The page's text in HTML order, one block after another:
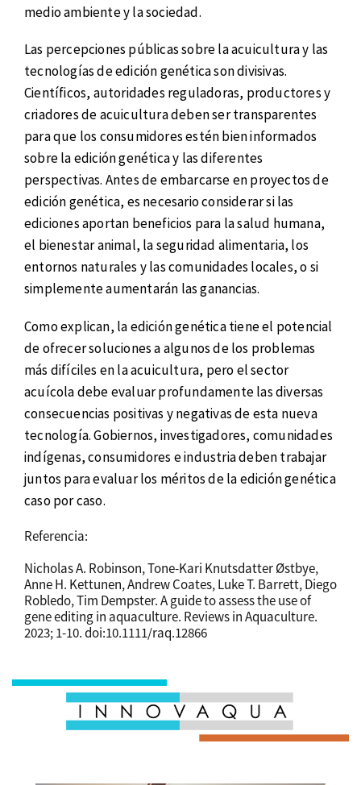
medio ambiente y la sociedad.
Las percepciones públicas sobre la acuicultura y las
tecnologías de edición genética son divisivas.
Científicos, autoridades reguladoras, productores y
criadores de acuicultura deben ser transparentes
para que los consumidores estén bien informados
sobre la edición genética y las diferentes
perspectivas. Antes de embarcarse en proyectos de
edición genética, es necesario considerar si las
ediciones aportan beneficios para la salud humana,
el bienestar animal, la seguridad alimentaria, los
entornos naturales y las comunidades locales, o si
simplemente aumentarán las ganancias.
Como explican, la edición genética tiene el potencial
de ofrecer soluciones a algunos de los problemas
más difíciles en la acuicultura, pero el sector
acuícola debe evaluar profundamente las diversas
consecuencias positivas y negativas de esta nueva
tecnología. Gobiernos, investigadores, comunidades
indígenas, consumidores e industria deben trabajar
juntos para evaluar los méritos de la edición genética
caso por caso.
Referencia:
Nicholas A. Robinson, Tone-Kari Knutsdatter Østbye,
Anne H. Kettunen, Andrew Coates, Luke T. Barrett, Diego
Robledo, Tim Dempster. A guide to assess the use of
gene editing in aquaculture. Reviews in Aquaculture.
2023; 1-10. doi:10.1111/raq.12866